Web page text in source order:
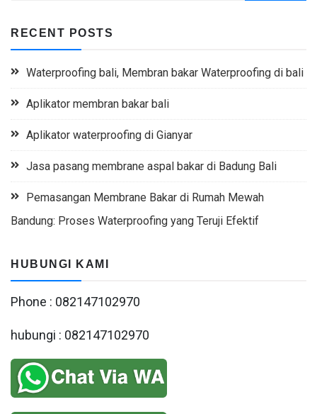
RECENT POSTS
Waterproofing bali, Membran bakar Waterproofing di bali
Aplikator membran bakar bali
Aplikator waterproofing di Gianyar
Jasa pasang membrane aspal bakar di Badung Bali
Pemasangan Membrane Bakar di Rumah Mewah
Bandung: Proses Waterproofing yang Teruji Efektif
HUBUNGI KAMI
Phone : 082147102970
hubungi : 082147102970